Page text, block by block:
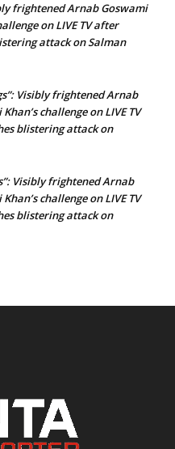
frightened Arnab Goswami
on LIVE TV after
attack on Salman
Visibly frightened Arnab
challenge on LIVE TV
blistering attack on
Visibly frightened Arnab
challenge on LIVE TV
blistering attack on